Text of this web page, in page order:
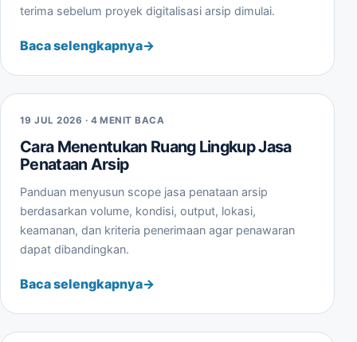
terima sebelum proyek digitalisasi arsip dimulai.
Baca selengkapnya
19 JUL 2026 · 4 MENIT BACA
Cara Menentukan Ruang Lingkup Jasa
Penataan Arsip
Panduan menyusun scope jasa penataan arsip
berdasarkan volume, kondisi, output, lokasi,
keamanan, dan kriteria penerimaan agar penawaran
dapat dibandingkan.
Baca selengkapnya